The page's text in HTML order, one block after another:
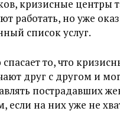
кризисные центры
работать, но уже
список услуг.
то, что
друг с другом и
пострадавших
если на них уже не